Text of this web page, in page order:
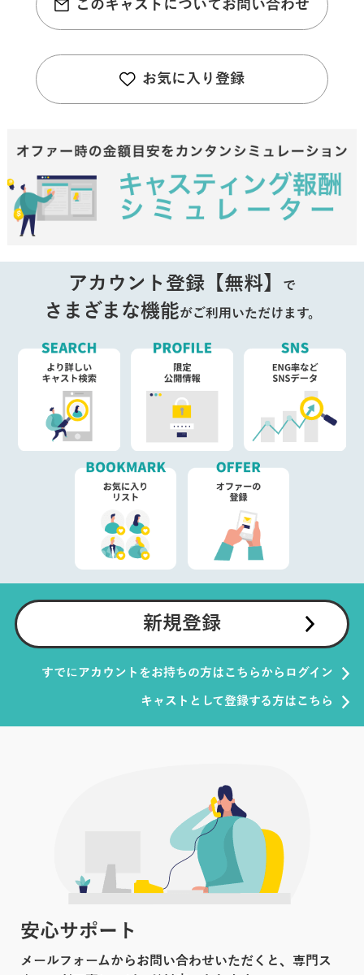
このキャストについてお問い合わせ
お気に入り登録
アカウント登録【無料】 で
さまざまな機能がご利用いただけます。
新規登録
すでにアカウントをお持ちの方はこちらからログイン
キャストとして登録する方はこちら
安心サポート
メールフォームからお問い合わせいただくと、専門ス